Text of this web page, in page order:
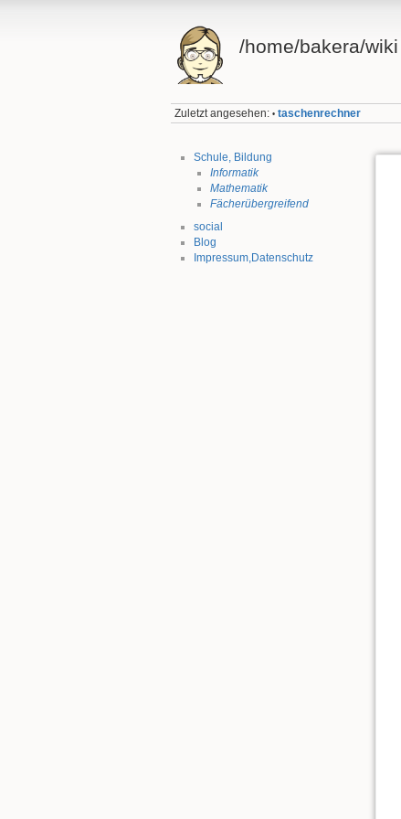
/home/bakera/wiki
Zuletzt angesehen: • taschenrechner
Schule, Bildung
Informatik
Mathematik
Fächerübergreifend
social
Blog
Impressum,Datenschutz